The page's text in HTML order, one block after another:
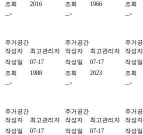
조회
2016
-->
조회
1966
-->
조회
-->
주거공간
작성자
최고관리자
작성일
07-17
조회
1988
-->
주거공간
작성자
최고관리자
작성일
07-17
조회
2023
-->
주거
작성자
작성일
조회
-->
주거공간
작성자
최고관리자
작성일
07-17
주거공간
작성자
최고관리자
작성일
07-17
주거
작성자
작성일